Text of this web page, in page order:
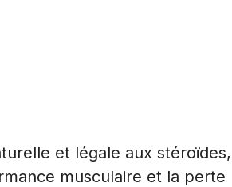
et légale aux stéroïdes,
musculaire et la perte